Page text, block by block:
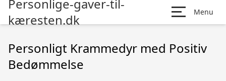
Personlige-gaver-til-
kæresten.dk
Menu
Personligt Krammedyr med Positiv
Bedømmelse